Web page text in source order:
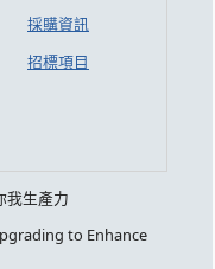
採購資訊
招標項目
我生產力
to Enhance